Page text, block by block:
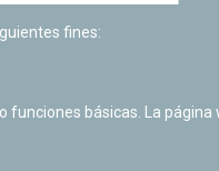
fines:
básicas. La